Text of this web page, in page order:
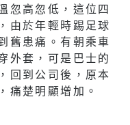
忽高忽低，這位四
由於年輕時踢足球
舊患痛。有朝乘車
外套，可是巴士的
回到公司後，原本
痛楚明顯增加。